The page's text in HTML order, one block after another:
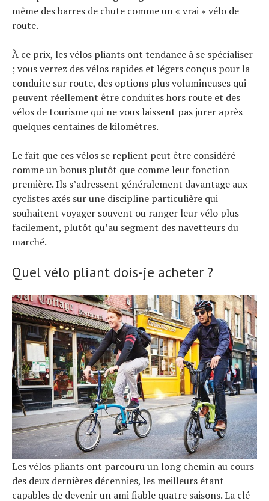
même des barres de chute comme un « vrai » vélo de
route.
À ce prix, les vélos pliants ont tendance à se spécialiser
; vous verrez des vélos rapides et légers conçus pour la
conduite sur route, des options plus volumineuses qui
peuvent réellement être conduites hors route et des
vélos de tourisme qui ne vous laissent pas jurer après
quelques centaines de kilomètres.
Le fait que ces vélos se replient peut être considéré
comme un bonus plutôt que comme leur fonction
première. Ils s’adressent généralement davantage aux
cyclistes axés sur une discipline particulière qui
souhaitent voyager souvent ou ranger leur vélo plus
facilement, plutôt qu’au segment des navetteurs du
marché.
Quel vélo pliant dois-je acheter ?
Les vélos pliants ont parcouru un long chemin au cours
des deux dernières décennies, les meilleurs étant
capables de devenir un ami fiable quatre saisons. La clé
S
e
a
r
c
h
f
o
r
: